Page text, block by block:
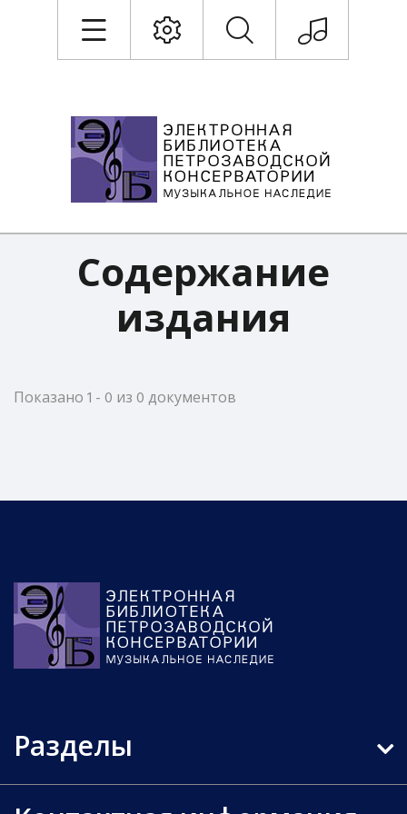
Содержание
издания
Показано 1 - 0 из 0 документов
Разделы